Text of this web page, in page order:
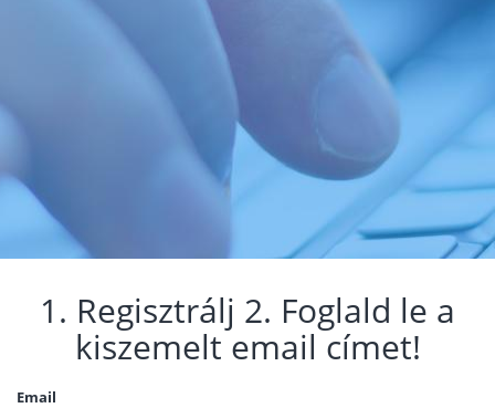
1. Regisztrálj 2. Foglald le a
kiszemelt email címet!
Email